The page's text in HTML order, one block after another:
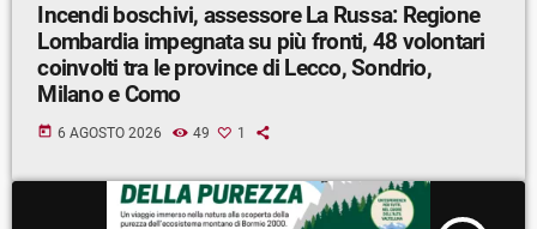
Incendi boschivi, assessore La Russa: Regione
Lombardia impegnata su più fronti, 48 volontari
coinvolti tra le province di Lecco, Sondrio,
Milano e Como
today 6 AGOSTO 2026 49 1